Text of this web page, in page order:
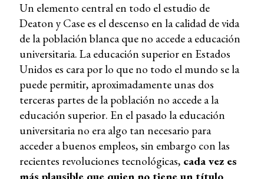
Un elemento central en todo el estudio de
Deaton y Case es el descenso en la calidad de vida
de la población blanca que no accede a educación
universitaria. La educación superior en Estados
Unidos es cara por lo que no todo el mundo se la
puede permitir, aproximadamente unas dos
terceras partes de la población no accede a la
educación superior. En el pasado la educación
universitaria no era algo tan necesario para
acceder a buenos empleos, sin embargo con las
recientes revoluciones tecnológicas, cada vez es